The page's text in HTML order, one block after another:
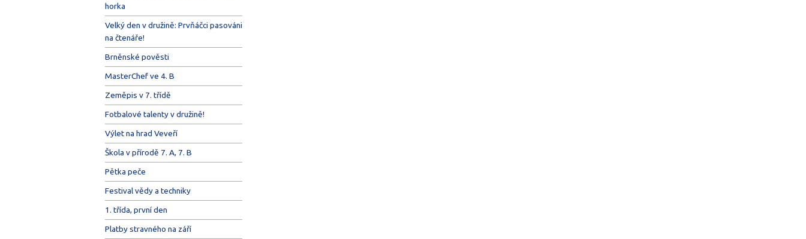
horka
Velký den v družině: Prvňáčci pasováni
na čtenáře!
Brněnské pověsti
MasterChef ve 4. B
Zeměpis v 7. třídě
Fotbalové talenty v družině!
Výlet na hrad Veveří
Škola v přírodě 7. A, 7. B
Pětka peče
Festival vědy a techniky
1. třída, první den
Platby stravného na září